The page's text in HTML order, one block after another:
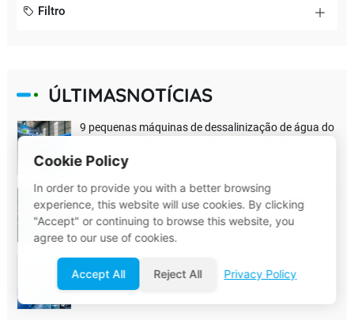
Filtro
ÚLTIMASNOTÍCIAS
9 pequenas máquinas de dessalinização de água do
06 Aug, 2026
Do alto-Águas residuais com flúor até descarga zero
de líquido: como as empresas de baterias de lítio
podem reduzir os custos de tratamento ambiental?
06 Aug, 2026
Águas residuais da indústria de baterias de lítio: da
“conformidade de descarga” à recuperação de
recursos
Cookie Policy
In order to provide you with a better browsing
experience, this website will use cookies. By clicking
"Accept" or continuing to browse this website, you
agree to our use of cookies.
Accept All Reject All Privacy Policy